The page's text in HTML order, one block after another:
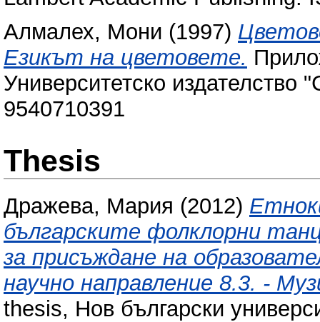
Алмалех, Мони (1997)
Езикът на цветовете.
Университетско
9540710391
Thesis
Дражева, Мария (2012)
българските фолклорни
за присъждане на
научно направление 8.3. -
thesis, Нов български